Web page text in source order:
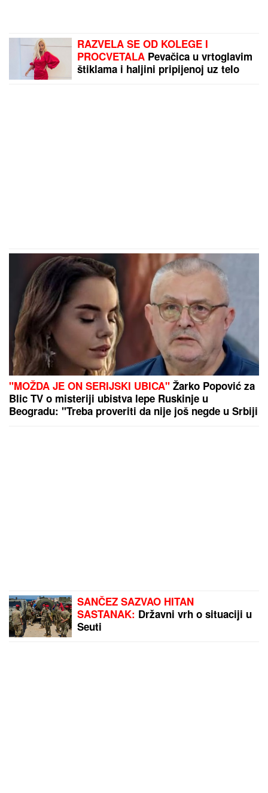
RAZVELA SE OD KOLEGE I
PROCVETALA Pevačica u vrtoglavim
štiklama i haljini pripijenoj uz telo
"MOŽDA JE ON SERIJSKI UBICA" Žarko Popović za
Blic TV o misteriji ubistva lepe Ruskinje u
Beogradu: "Treba proveriti da nije još negde u Srbiji
SANČEZ SAZVAO HITAN
SASTANAK: Državni vrh o situaciji u
Seuti